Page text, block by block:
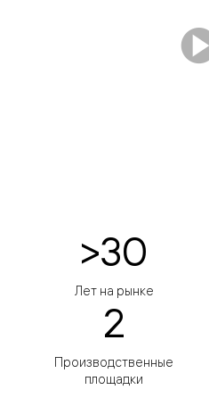
>30
Лет на рынке
2
Производственные
площадки